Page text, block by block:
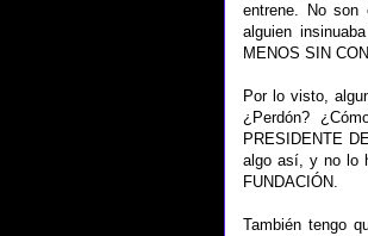
entrene. No son
alguien
MENOS SIN
Por lo visto,
¿Perdón?
PRESIDENTE
algo así, y no lo
FUNDACIÓN.
También tengo